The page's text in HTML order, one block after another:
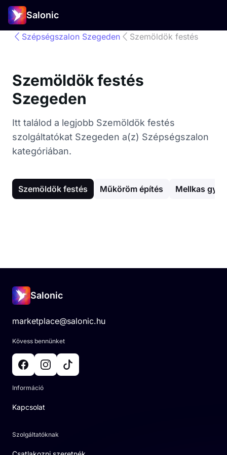
Salonic
Szépségszalon Szegeden Szemöldök festés
Szemöldök festés
Szegeden
Itt találod a legjobb Szemöldök festés
szolgáltatókat Szegeden a(z) Szépségszalon
kategóriában.
Szemöldök festés Műköröm építés Mellkas
Salonic
marketplace@salonic.hu
Kövess bennünket
Információ
Kapcsolat
Szolgáltatóknak